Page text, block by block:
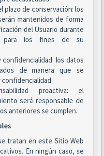
plazo de conservación: los
mantenidos de forma
del Usuario durante
para los fines de su
los datos
de manera que se
proactiva: el
será responsable de
anteriores se cumplen.
tratan en este Sitio Web
En ningún caso, se